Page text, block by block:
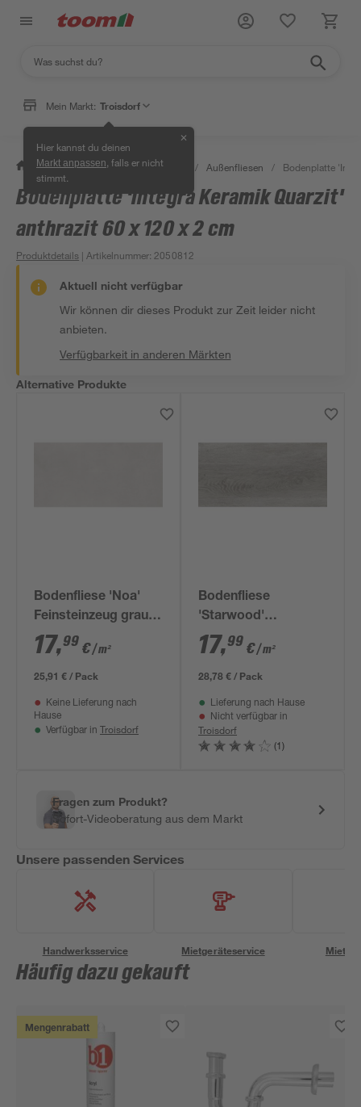
Mein Markt: Troisdorf
Hier kannst du deinen
Markt anpassen , falls er nicht
stimmt.
✕
/ Bauen & Renovieren / Fliesen / Außenfliesen / Bodenplatte
Bodenplatte 'Integra Keramik Quarzit'
anthrazit 60 x 120 x 2 cm
Produktdetails | Artikelnummer: 2050812
Aktuell nicht verfügbar
Wir können dir dieses Produkt zur Zeit leider nicht
anbieten.
Verfügbarkeit in anderen Märkten
Alternative Produkte
Bodenfliese 'Noa'
Feinsteinzeug grau
60 x 120 x 0,82 cm
17,99 €/ m²
25,91 € / Pack
Keine Lieferung nach
Hause
Verfügbar in Troisdorf
Bodenfliese
'Starwood'
Feinsteinzeug grau
29,8 x 59,8 cm
17,99 €/ m²
28,78 € / Pack
Lieferung nach Hause
Nicht verfügbar in
Troisdorf
(1)
Fragen zum Produkt?
Sofort-Videoberatung aus dem Markt
Unsere passenden Services
Handwerksservice Mietgeräteservice
Häufig dazu gekauft
Mengenrabatt